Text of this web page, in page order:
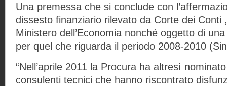
Una premessa che si conclude con
dissesto finanziario rilevato da Corte dei Conti
Ministero dell’Economia nonché oggetto di
per quel che riguarda il periodo 2008-2010
“Nell’aprile 2011 la Procura ha altresì
consulenti tecnici che hanno riscontrato